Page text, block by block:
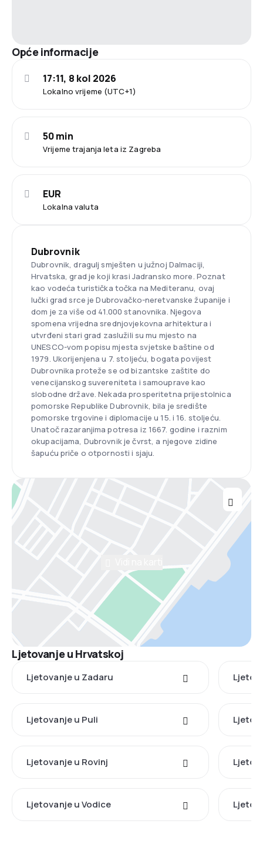
Opće informacije
Lokalno vrijeme (UTC+1)
17:11, 8 kol 2026
Vrijeme trajanja leta iz Zagreba
50 min
Lokalna valuta
EUR
Dubrovnik
Dubrovnik, dragulj smješten u južnoj Dalmaciji,
Hrvatska, grad je koji krasi Jadransko more. Poznat
kao vodeća turistička točka na Mediteranu, ovaj
lučki grad srce je Dubrovačko-neretvanske županije i
dom je za više od 41.000 stanovnika. Njegova
spomena vrijedna srednjovjekovna arhitektura i
utvrđeni stari grad zaslužili su mu mjesto na
UNESCO-vom popisu mjesta svjetske baštine od
1979. Ukorijenjena u 7. stoljeću, bogata povijest
Dubrovnika proteže se od bizantske zaštite do
venecijanskog suvereniteta i samouprave kao
slobodne države. Nekada prosperitetna prijestolnica
pomorske Republike Dubrovnik, bila je središte
pomorske trgovine i diplomacije u 15. i 16. stoljeću.
Unatoč razaranjima potresa iz 1667. godine i raznim
okupacijama, Dubrovnik je čvrst, a njegove zidine
šapuću priče o otpornosti i sjaju.
Ljetovanje u Hrvatskoj
Ljetovanje u Zadaru
Ljetovanje u Puli
Ljetovanje u Rovinj
Ljetovanje u Vodice